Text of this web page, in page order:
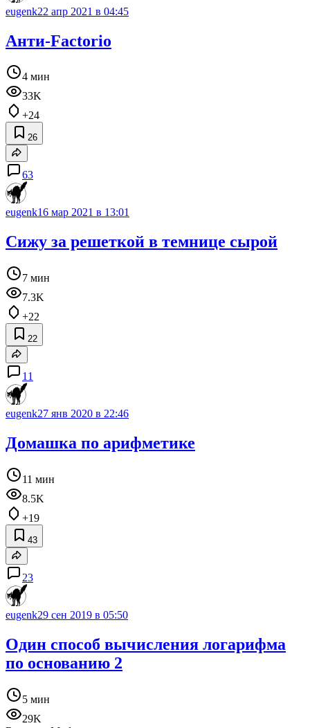
eugenk22 апр 2021 в 04:45
Анти-Factorio
4 мин
33K
+24
26
63
eugenk16 мар 2021 в 13:01
Сижу за решеткой в темнице сырой
7 мин
7.3K
+22
22
11
eugenk27 янв 2020 в 22:46
Домашка по арифметике
11 мин
8.5K
+19
43
23
eugenk29 сен 2019 в 05:50
Один способ вычисления логарифма
по основанию 2
5 мин
29K